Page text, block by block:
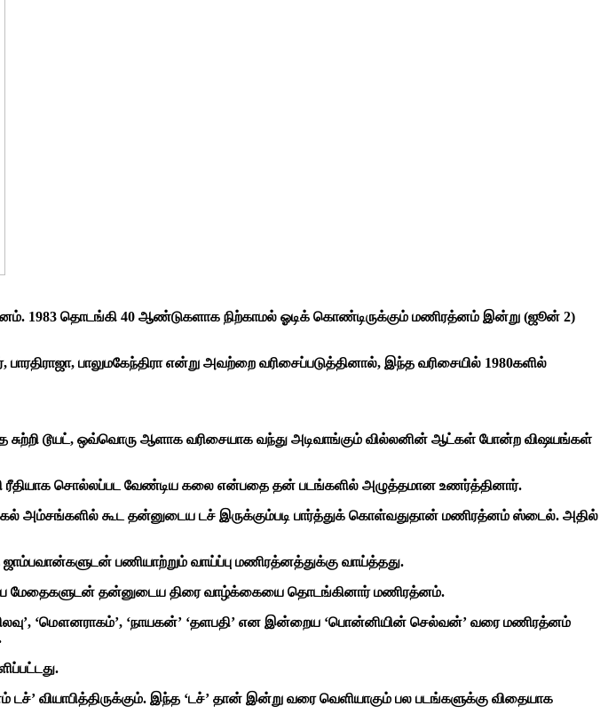
1983 தொடங்கி 40 ஆண்டுகளாக நிற்காமல் ஓடிக் கொண்டிருக்கும் மணிரத்னம் இன்று (ஜூன் 2)
பாலுமகேந்திரா என்று அவற்றை வரிசைப்படுத்தினால், இந்த வரிசையில் 1980களில்
டூயட், ஒவ்வொரு ஆளாக வரிசையாக வந்து அடிவாங்கும் வில்லனின் ஆட்கள் போன்ற விஷயங்கள்
ரீதியாக சொல்லப்பட வேண்டிய கலை என்பதை தன் படங்களில் அழுத்தமான உணர்த்தினார்.
அம்சங்களில் கூட தன்னுடைய டச் இருக்கும்படி பார்த்துக் கொள்வதுதான் மணிரத்னம் ஸ்டைல். அதில்
பணியாற்றும் வாய்ப்பு மணிரத்னத்துக்கு வாய்த்தது.
மேதைகளுடன் தன்னுடைய திரை வாழ்க்கையை தொடங்கினார் மணிரத்னம்.
‘மௌனராகம்’, ‘நாயகன்’ ‘தளபதி’ என இன்றைய ‘பொன்னியின் செல்வன்’ வரை மணிரத்னம்
வியாபித்திருக்கும். இந்த ‘டச்’ தான் இன்று வரை வெளியாகும் பல படங்களுக்கு விதையாக